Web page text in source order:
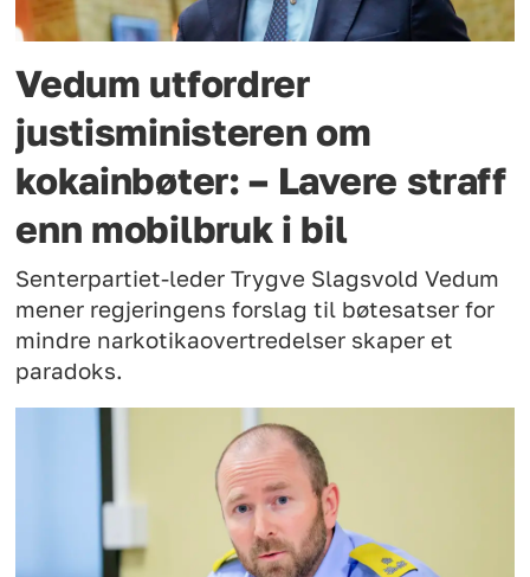
Vedum utfordrer
justisministeren om
kokainbøter: – Lavere straff
enn mobilbruk i bil
Senterpartiet-leder Trygve Slagsvold Vedum
mener regjeringens forslag til bøtesatser for
mindre narkotikaovertredelser skaper et
paradoks.